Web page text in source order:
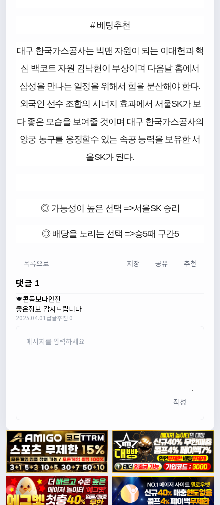
# 베팅추천
대구 한국가스공사는 빅맨 자원이 되는 이대헌과 핵
심 백코트 자원 김낙현이 부상이며 다음날 홈에서
삼성을 만나는 일정을 위해서 힘을 분산해야 한다.
외국인 선수 조합의 시너지 효과에서 서울SK가 보
다 좋은 모습을 보여줄 것이며 대구 한국가스공사의
양궁 농구를 응징할수 있는 속공 능력을 보유한 서
울SK가 된다.
◎ 가능성이 높은 선택 =>서을SK 승리
◎ 배당을 노리는 선택 =>승5패 구간5
목록으로 저장 공유 추천
댓글 1
콘돔보다안전
좋은정보 감사드립니다
2025.04.01 답글추천 0
작성